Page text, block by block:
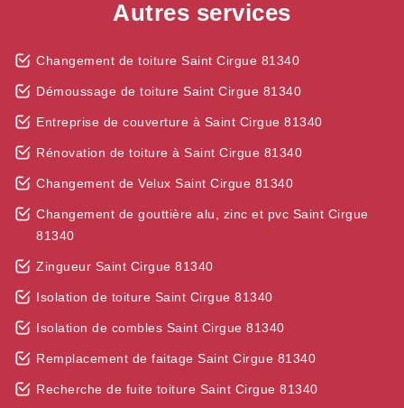
Autres services
Changement de toiture Saint Cirgue 81340
Démoussage de toiture Saint Cirgue 81340
Entreprise de couverture à Saint Cirgue 81340
Rénovation de toiture à Saint Cirgue 81340
Changement de Velux Saint Cirgue 81340
Changement de gouttière alu, zinc et pvc Saint Cirgue
81340
Zingueur Saint Cirgue 81340
Isolation de toiture Saint Cirgue 81340
Isolation de combles Saint Cirgue 81340
Remplacement de faitage Saint Cirgue 81340
Recherche de fuite toiture Saint Cirgue 81340